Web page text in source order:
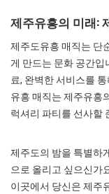
제주유흥의 미래:
제주도유흥 매직는 단
게 만드는 문화 공간입
료, 완벽한 서비스를
유흥 매직는 제주유흥
럭셔리 파티를 선사할
제주도의 밤을 특별하
으로 올리고 싶으신가
이곳에서 당신은 제주